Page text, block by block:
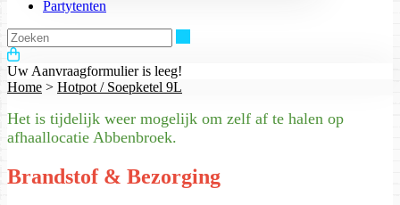
Partytenten
Uw Aanvraagformulier is leeg!
Home > Hotpot / Soepketel 9L
Het is tijdelijk weer mogelijk om zelf af te halen op
afhaallocatie Abbenbroek.
Brandstof & Bezorging